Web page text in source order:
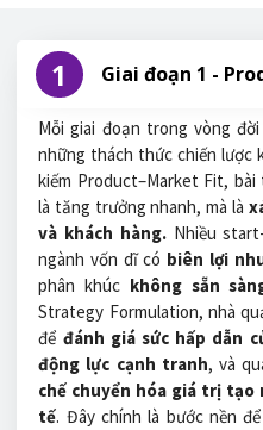
Mỗi giai đoạn trong vòng
những thách thức chiến lược
kiếm Product–Market Fit,
là tăng trưởng nhanh, mà là
và khách hàng.Nhiều
ngành vốn dĩ có biên lợi
phân khúc không sẵn
Strategy Formulation, nhà
để đánh giá sức hấp dẫn
động lực cạnh tranh, và
chế chuyển hóa giá trị
tế. Đây chính là bước nền
Giai đoạn 1 -
1